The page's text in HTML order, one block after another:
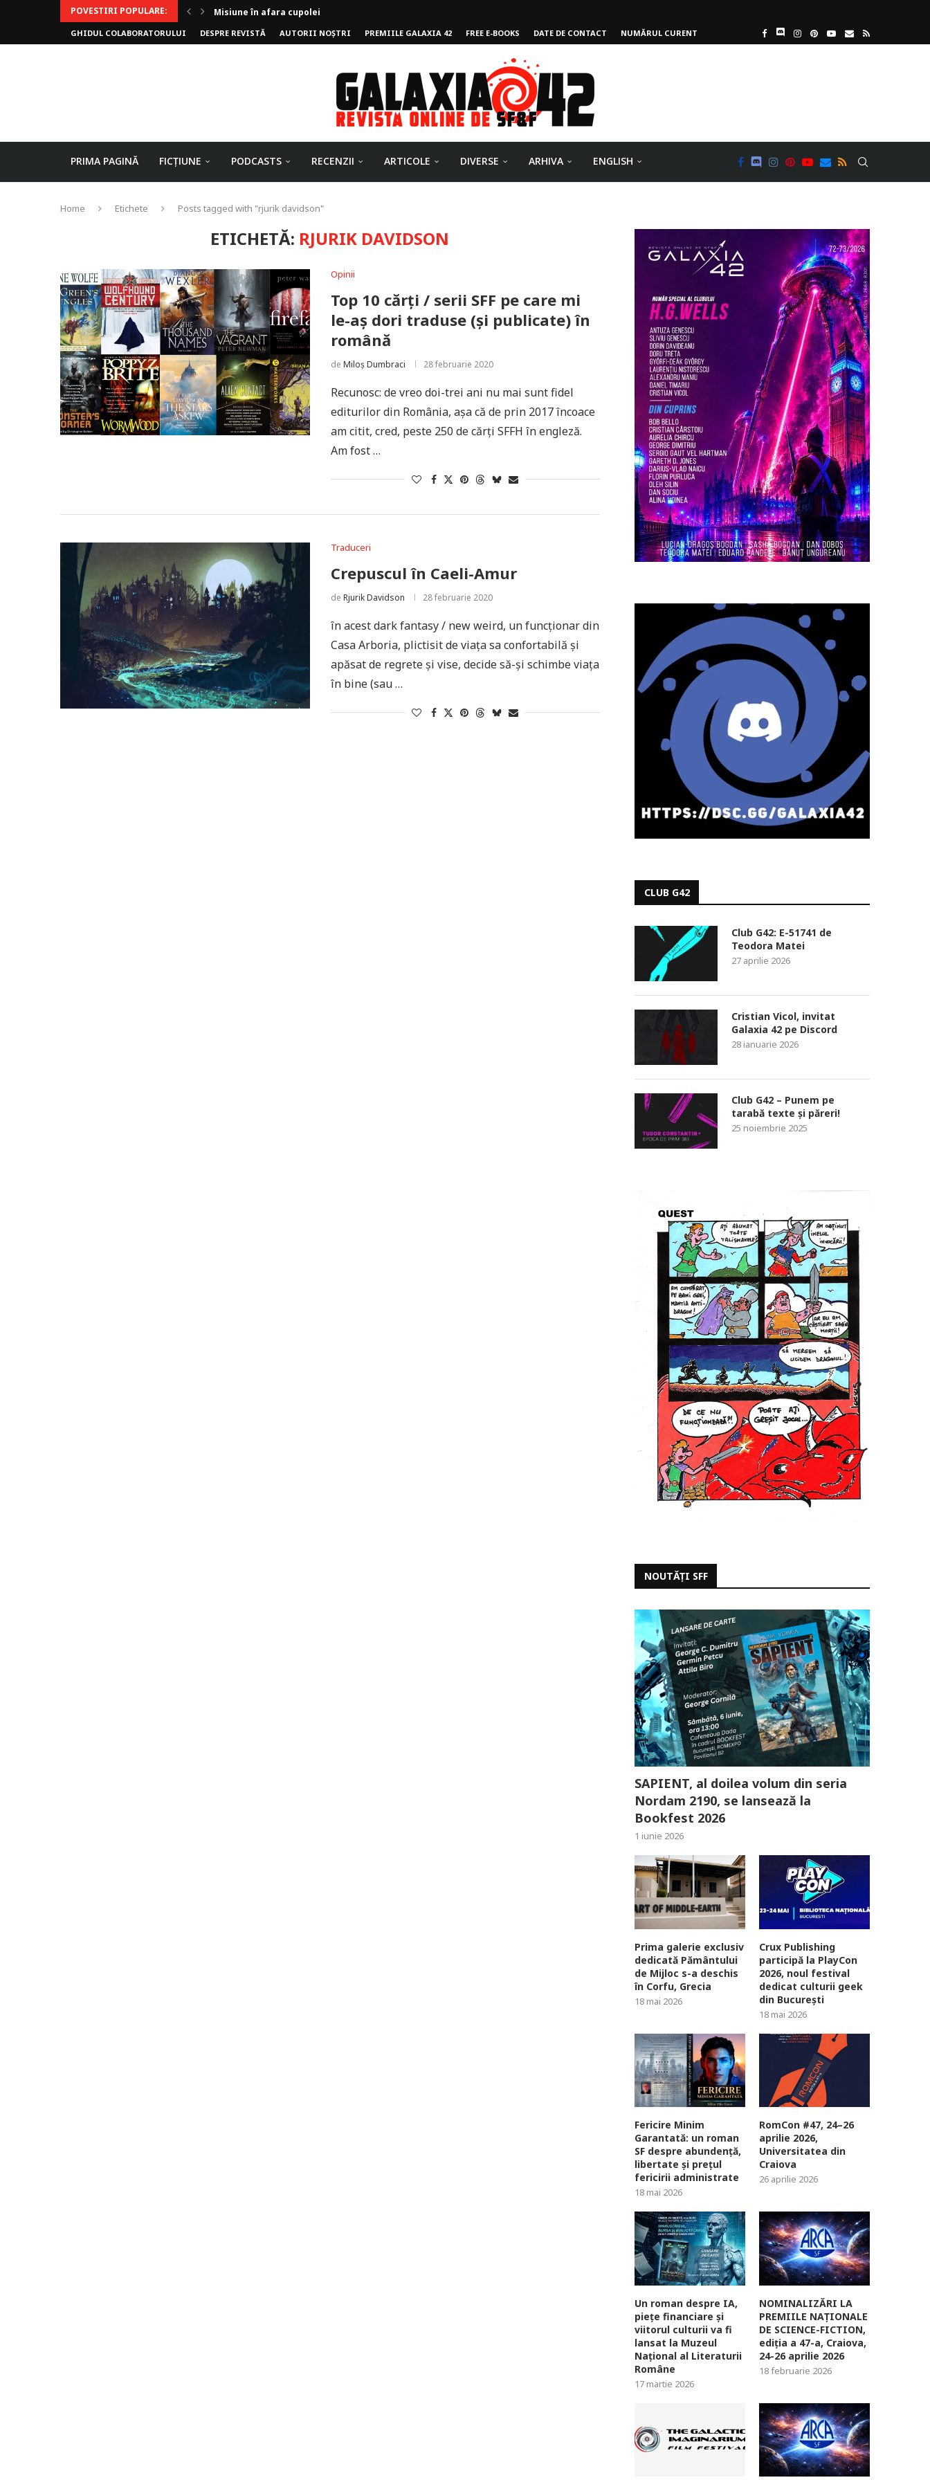
POVESTIRI POPULARE:
Invoker (video)
Alergarea de seară
Biblioteca lui Pavel
Rejuvenare
Falia
Arhivele Dincolo-Timpului
Axa lui Heron
Jumătatea goală
GHIDUL COLABORATORULUI DESPRE REVISTĂ AUTORII NOȘTRI PREMIILE GALAXIA 42 FREE E-BOOKS DATE DE CONTACT NUMĂRUL CURENT
PRIMA PAGINĂ FICȚIUNE PODCASTS RECENZII ARTICOLE DIVERSE ARHIVA ENGLISH
Home Etichete Posts tagged with "rjurik davidson"
ETICHETĂ: RJURIK DAVIDSON
Opinii
Top 10 cărți / serii SFF pe care mi
le-aș dori traduse (și publicate) în
română
de Miloș Dumbraci 28 februarie 2020
Recunosc: de vreo doi-trei ani nu mai sunt fidel
editurilor din România, așa că de prin 2017 încoace
am citit, cred, peste 250 de cărți SFFH în engleză.
Am fost …
Traduceri
Crepuscul în Caeli-Amur
de Rjurik Davidson 28 februarie 2020
în acest dark fantasy / new weird, un funcționar din
Casa Arboria, plictisit de viața sa confortabilă și
apăsat de regrete și vise, decide să-și schimbe viața
în bine (sau …
CLUB G42
Club G42: E-51741 de
Teodora Matei
27 aprilie 2026
Cristian Vicol, invitat
Galaxia 42 pe Discord
28 ianuarie 2026
Club G42 – Punem pe
tarabă texte și păreri!
25 noiembrie 2025
NOUTĂȚI SFF
SAPIENT, al doilea volum din seria
Nordam 2190, se lansează la
Bookfest 2026
1 iunie 2026
Prima galerie exclusiv
dedicată Pământului
de Mijloc s-a deschis
în Corfu, Grecia
18 mai 2026
Crux Publishing
participă la PlayCon
2026, noul festival
dedicat culturii geek
din București
18 mai 2026
Fericire Minim
Garantată: un roman
SF despre abundență,
libertate și prețul
fericirii administrate
18 mai 2026
RomCon #47, 24–26
aprilie 2026,
Universitatea din
Craiova
26 aprilie 2026
Un roman despre IA,
piețe financiare și
viitorul culturii va fi
lansat la Muzeul
Național al Literaturii
Române
17 martie 2026
NOMINALIZĂRI LA
PREMIILE NAȚIONALE
DE SCIENCE-FICTION,
ediția a 47-a, Craiova,
24-26 aprilie 2026
18 februarie 2026